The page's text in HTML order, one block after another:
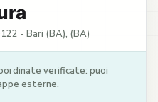
- Bari (BA), (BA)
verificate: puoi
esterne.